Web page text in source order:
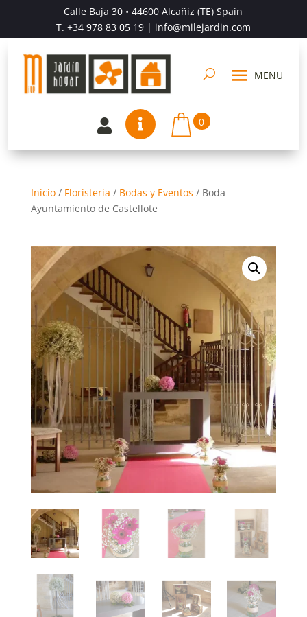
Calle Baja 30 • 44600 Alcañiz (TE) Spain
T. +34 978 83 05 19| info@milejardin.com
  0
Inicio/ Floristeria / Bodas y Eventos / Boda
Ayuntamiento de Castellote